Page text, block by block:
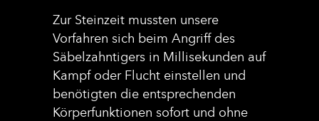
Zur Steinzeit mussten unsere
Vorfahren sich beim Angriff des
Säbelzahntigers in Millisekunden auf
Kampf oder Flucht einstellen und
benötigten die entsprechenden
Körperfunktionen sofort und ohne